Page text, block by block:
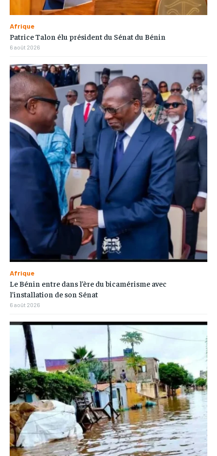
Afrique
Patrice Talon élu président du Sénat du Bénin
6 août 2026
Afrique
Le Bénin entre dans l’ère du bicamérisme avec
l’installation de son Sénat
6 août 2026